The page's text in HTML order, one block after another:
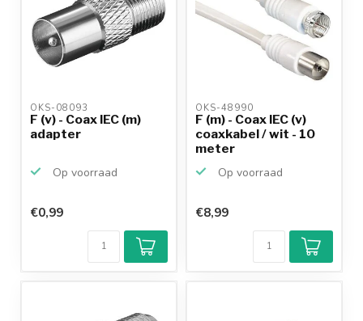
OKS-08093
F (v) - Coax IEC (m)
adapter
Op voorraad
€0,99
OKS-48990
F (m) - Coax IEC (v)
coaxkabel / wit - 10
meter
Op voorraad
€8,99